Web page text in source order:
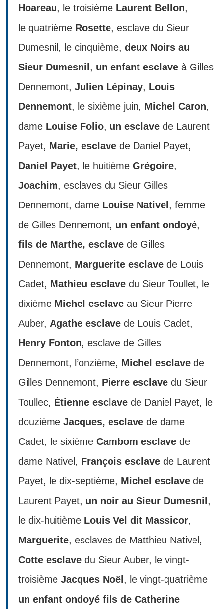
Hoareau, le troisième Laurent Bellon,
le quatrième Rosette, esclave du Sieur
Dumesnil, le cinquième, deux Noirs au
Sieur Dumesnil , un enfant esclaveà Gilles
Dennemont, Julien Lépinay, Louis
Dennemont, le sixième juin, Michel Caron,
dame Louise Folio, un esclavede Laurent
Payet, Marie, esclavede Daniel Payet,
Daniel Payet, le huitième Grégoire,
Joachim, esclaves du Sieur Gilles
Dennemont, dame Louise Nativel , femme
de Gilles Dennemont, un enfant ondoyé,
fils de Marthe, esclavede Gilles
Dennemont, Marguerite esclavede Louis
Cadet, Mathieu esclavedu Sieur Toullet, le
dixième Michel esclaveau Sieur Pierre
Auber, Agathe esclavede Louis Cadet,
Henry Fonton, esclave de Gilles
Dennemont, l’onzième, Michel esclavede
Gilles Dennemont, Pierre esclavedu Sieur
Toullec, Étienne esclavede Daniel Payet, le
douzième Jacques, esclavede dame
Cadet, le sixième Cambom esclavede
dame Nativel, François esclavede Laurent
Payet, le dix-septième, Michel esclavede
Laurent Payet, un noir au Sieur Dumesnil ,
le dix-huitième Louis Vel dit Massicor,
Marguerite, esclaves de Matthieu Nativel,
Cotte esclavedu Sieur Auber, le vingt-
troisième Jacques Noël , le vingt-quatrième
un enfant ondoyé fils de Catherine